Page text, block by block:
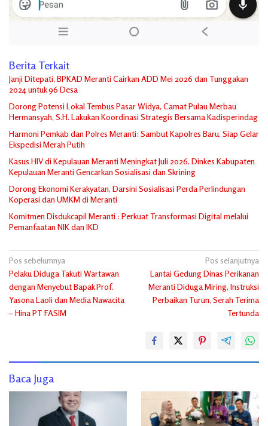
Berita Terkait
Janji Ditepati, BPKAD Meranti Cairkan ADD Mei 2026 dan Tunggakan
2024 untuk 96 Desa
Dorong Potensi Lokal Tembus Pasar Widya, Camat Pulau Merbau
Hermansyah, S.H. Lakukan Koordinasi Strategis Bersama Kadisperindag
Harmoni Pemkab dan Polres Meranti: Sambut Kapolres Baru, Siap Gelar
Ekspedisi Merah Putih
Kasus HIV di Kepulauan Meranti Meningkat Juli 2026, Dinkes Kabupaten
Kepulauan Meranti Gencarkan Sosialisasi dan Skrining
Dorong Ekonomi Kerakyatan, Darsini Sosialisasi Perda Perlindungan
Koperasi dan UMKM di Meranti
Komitmen Disdukcapil Meranti : Perkuat Transformasi Digital melalui
Pemanfaatan NIK dan IKD
Navigasi
pos
Pos sebelumnya
Pelaku Diduga Takuti Wartawan
dengan Menyebut Bapak Prof.
Yasona Laoli dan Media Nawacita
– Hina PT FASIM
Pos selanjutnya
Lantai Gedung Dinas Perikanan
Meranti Diduga Miring, Instruksi
Perbaikan Turun, Serah Terima
Tertunda
Baca Juga